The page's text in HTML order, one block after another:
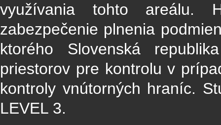
využívania tohto areálu.
zabezpečenie plnenia
ktorého Slovenská
priestorov pre kontrolu v
kontroly vnútorných hraníc.
LEVEL 3.